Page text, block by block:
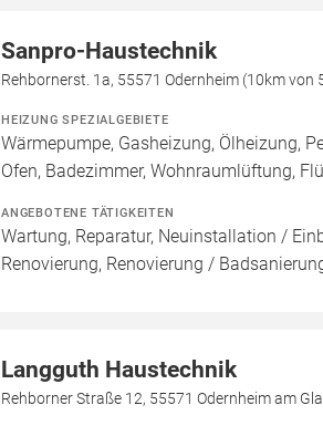
Sanpro-Haustechnik
Rehbornerst. 1a, 55571 Odernheim (10km von
HEIZUNG SPEZIALGEBIETE
Wärmepumpe, Gasheizung, Ölheizung,
Ofen, Badezimmer, Wohnraumlüftung,
ANGEBOTENE TÄTIGKEITEN
Wartung, Reparatur, Neuinstallation /
Renovierung, Renovierung /
Langguth Haustechnik
Rehborner Straße 12, 55571 Odernheim am